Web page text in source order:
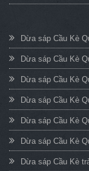
Dừa sáp Cầu Kè
Dừa sáp Cầu Kè
Dừa sáp Cầu Kè
Dừa sáp Cầu Kè
Dừa sáp Cầu Kè
Dừa sáp Cầu Kè
Dừa sáp Cầu Kè